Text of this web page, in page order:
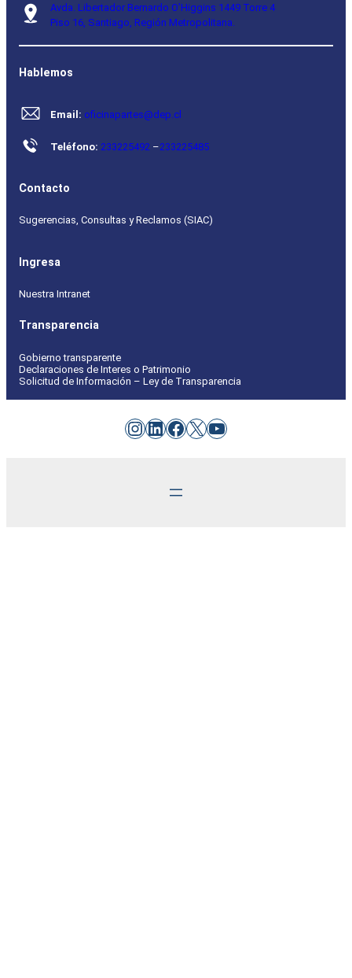
Avda. Libertador Bernardo O’Higgins 1449 Torre 4
Piso 16, Santiago, Región Metropolitana.
Hablemos
Email: oficinapartes@dep.cl
Teléfono: 233225492 –233225485
Contacto
Sugerencias, Consultas y Reclamos (SIAC)
Ingresa
Nuestra Intranet
Transparencia
Gobierno transparente
Declaraciones de Interes o Patrimonio
Solicitud de Información – Ley de Transparencia
Instagram
LinkedIn
Facebook
X YouTube